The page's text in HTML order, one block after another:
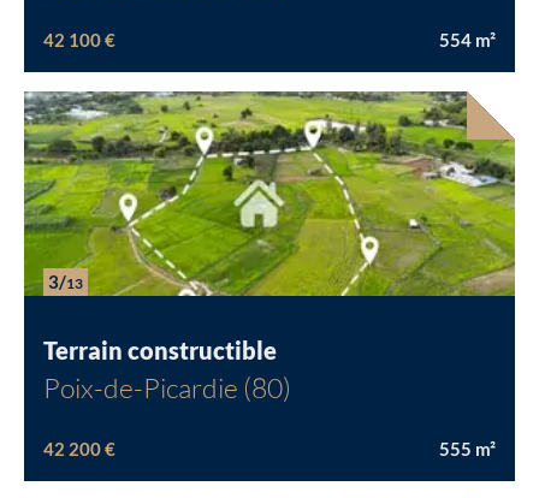
42 100 € 554 m²
3/13
Terrain constructible
Poix-de-Picardie (80)
42 200 € 555 m²